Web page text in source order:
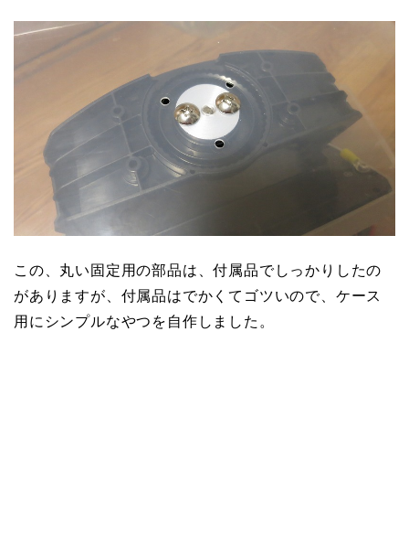
この、丸い固定用の部品は、付属品でしっかりしたの
がありますが、付属品はでかくてゴツいので、ケース
用にシンプルなやつを自作しました。